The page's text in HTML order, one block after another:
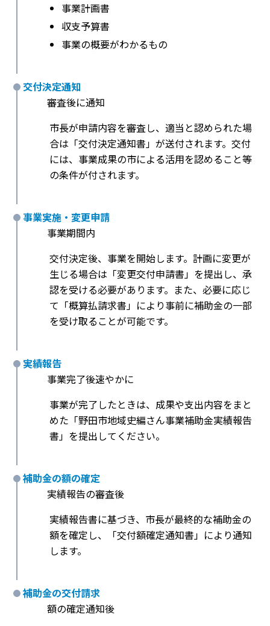
事業計画書
収支予算書
事業の概要がわかるもの
交付決定通知
審査後に通知
市長が申請内容を審査し、適当と認められた場
合は「交付決定通知書」が送付されます。交付
には、事業成果の市による活用を認めること等
の条件が付されます。
事業実施・変更申請
事業期間内
交付決定後、事業を開始します。計画に変更が
生じる場合は「変更交付申請書」を提出し、承
認を受ける必要があります。また、必要に応じ
て「概算払請求書」により事前に補助金の一部
を受け取ることが可能です。
実績報告
事業完了後速やかに
事業が完了したときは、成果や支出内容をまと
めた「野田市地域史編さん事業補助金実績報告
書」を提出してください。
補助金の額の確定
実績報告の審査後
実績報告書に基づき、市長が最終的な補助金の
額を確定し、「交付額確定通知書」により通知
します。
補助金の交付請求
額の確定通知後